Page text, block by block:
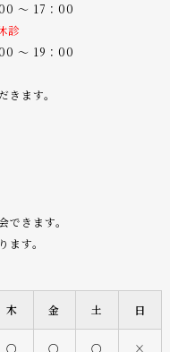
〜 17：00
診
〜 19：00
ます。
きます。
す。
木 金 土 日
○ ○ ○ ×